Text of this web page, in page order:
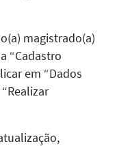
magistrado(a)
“Cadastro
em “Dados